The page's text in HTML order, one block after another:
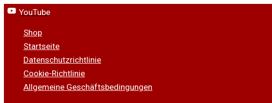
Zum
springen
YouTube
Shop
Startseite
Datenschutzrichtlinie
Cookie-Richtlinie
Allgemeine Geschäftsbedingungen